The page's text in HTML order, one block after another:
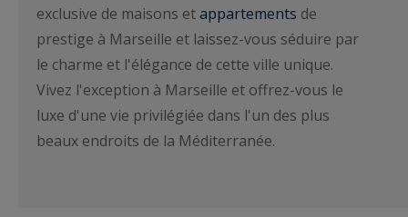
exclusive de maisons etappartements de
prestige à Marseille et laissez-vous séduire par
le charme et l'élégance de cette ville unique.
Vivez l'exception à Marseille et offrez-vous le
luxe d'une vie privilégiée dans l'un des plus
beaux endroits de la Méditerranée.